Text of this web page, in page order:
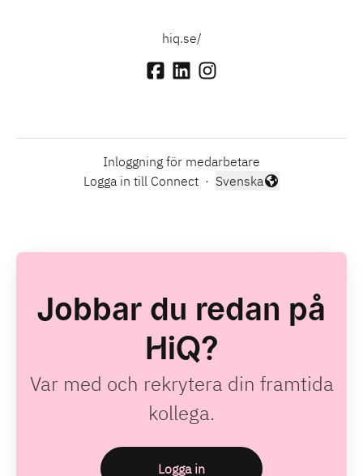
hiq.se/
Inloggning för medarbetare
Logga in till Connect ·
Byt språk
Svenska
Jobbar du redan på
HiQ?
Var med och rekrytera din framtida
kollega.
Logga in